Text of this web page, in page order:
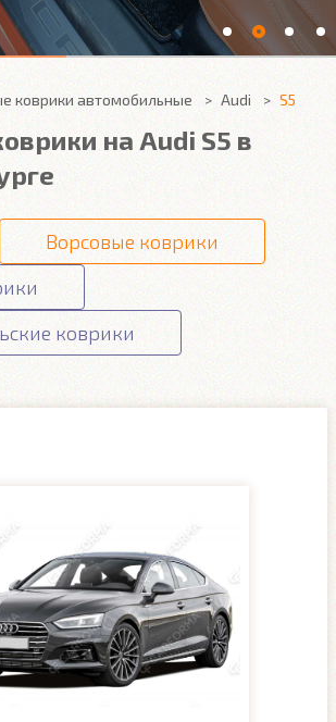
коврики автомобильные Audi S5
на Audi S5 в
Ворсовые коврики
коврики